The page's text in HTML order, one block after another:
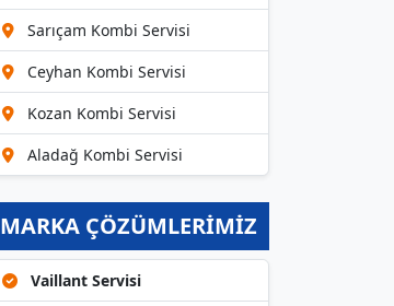
Sarıçam Kombi Servisi
Ceyhan Kombi Servisi
Kozan Kombi Servisi
Aladağ Kombi Servisi
MARKA ÇÖZÜMLERIMIZ
Vaillant Servisi